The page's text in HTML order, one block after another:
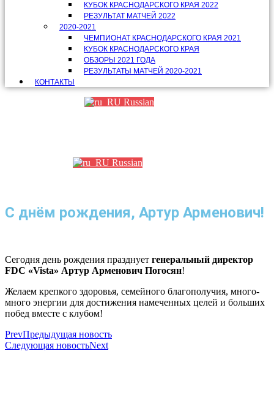
КУБОК КРАСНОДАРСКОГО КРАЯ 2022
РЕЗУЛЬТАТ МАТЧЕЙ 2022
2020-2021
ЧЕМПИОНАТ КРАСНОДАРСКОГО КРАЯ 2021
КУБОК КРАСНОДАРСКОГО КРАЯ
ОБЗОРЫ 2021 ГОДА
РЕЗУЛЬТАТЫ МАТЧЕЙ 2020-2021
КОНТАКТЫ
Russian
Russian
С днём рождения, Артур Арменович!
Сегодня день рождения празднует генеральный директор
FDC «Vista» Артур Арменович Погосян!
Желаем крепкого здоровья, семейного благополучия, много-
много энергии для достижения намеченных целей и больших
побед вместе с клубом!
PrevПредыдущая новость
Следующая новостьNext